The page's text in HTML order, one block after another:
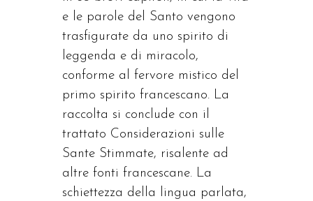
e le parole del Santo vengono
trasfigurate da uno spirito di
leggenda e di miracolo,
conforme al fervore mistico del
primo spirito francescano. La
raccolta si conclude con il
trattato Considerazioni sulle
Sante Stimmate, risalente ad
altre fonti francescane. La
schiettezza della lingua parlata,